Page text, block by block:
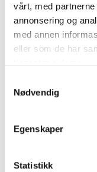
vårt, med
annonsering og
med annen
eller som de har
tjenestene deres.
Nødvendig
Egenskaper
Statistikk
Normalt öppet (85-,
högpresterande
Produktnummer:
60502
Kategorier:
RELÄ